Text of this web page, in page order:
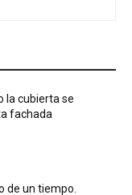
la cubierta se
fachada
de un tiempo.